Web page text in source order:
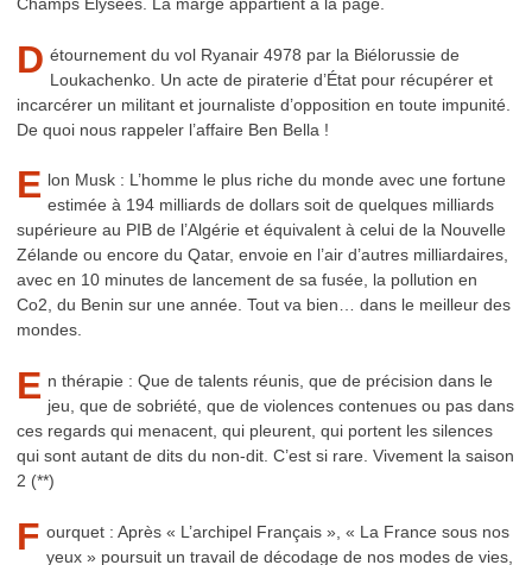
Champs Élysées. La marge appartient à la page.
D étournement du vol Ryanair 4978 par la Biélorussie de
Loukachenko. Un acte de piraterie d’État pour récupérer et
incarcérer un militant et journaliste d’opposition en toute impunité.
De quoi nous rappeler l’affaire Ben Bella !
E lon Musk : L’homme le plus riche du monde avec une fortune
estimée à 194 milliards de dollars soit de quelques milliards
supérieure au PIB de l’Algérie et équivalent à celui de la Nouvelle
Zélande ou encore du Qatar, envoie en l’air d’autres milliardaires,
avec en 10 minutes de lancement de sa fusée, la pollution en
Co2, du Benin sur une année. Tout va bien… dans le meilleur des
mondes.
E n thérapie : Que de talents réunis, que de précision dans le
jeu, que de sobriété, que de violences contenues ou pas dans
ces regards qui menacent, qui pleurent, qui portent les silences
qui sont autant de dits du non-dit. C’est si rare. Vivement la saison
2 (**)
F ourquet : Après « L’archipel Français », « La France sous nos
yeux » poursuit un travail de décodage de nos modes de vies,